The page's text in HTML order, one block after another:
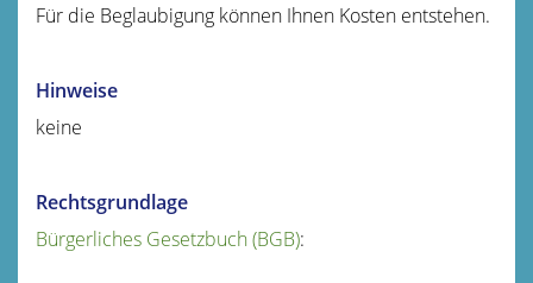
Für die Beglaubigung können Ihnen Kosten entstehen.
Hinweise
keine
Rechtsgrundlage
Bürgerliches Gesetzbuch (BGB):